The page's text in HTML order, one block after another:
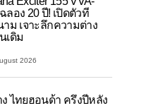
ลอง 20 ปี! เปิดตัวที่
าม เจาะลึกความต่าง
เดิม
2026
ไทยฮอนด้า ครึ่งปีหลัง